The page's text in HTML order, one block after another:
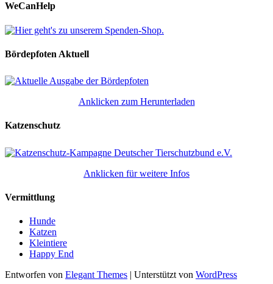
WeCanHelp
Bördepfoten Aktuell
Anklicken zum Herunterladen
Katzenschutz
Anklicken für weitere Infos
Vermittlung
Hunde
Katzen
Kleintiere
Happy End
Entworfen von Elegant Themes | Unterstützt von WordPress